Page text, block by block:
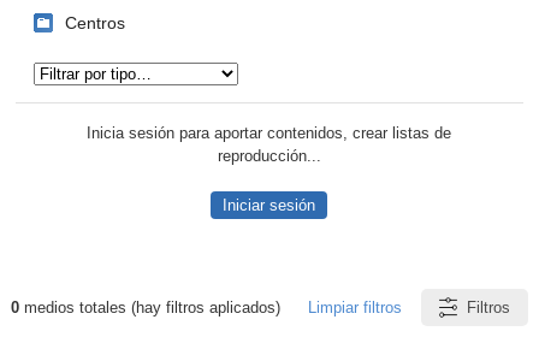
Centros
Inicia sesión para aportar contenidos, crear listas de
reproducción...
Iniciar sesión
Resultados de: sumar
0medios totales (hay filtros aplicados) Limpiar filtros Filtros